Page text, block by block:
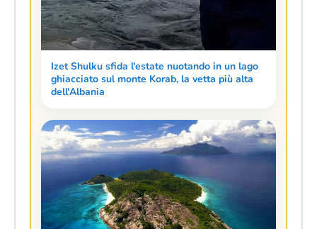
Izet Shulku sfida l'estate nuotando in un lago
ghiacciato sul monte Korab, la vetta più alta
dell'Albania